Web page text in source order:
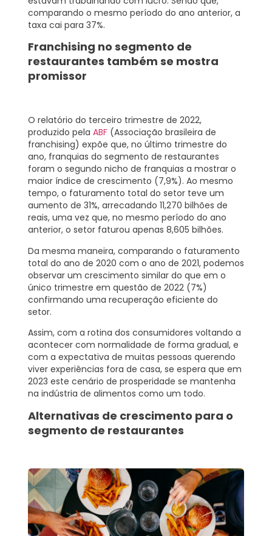
comparando o mesmo período do ano anterior, a
taxa cai para 37%.
Franchising no segmento de
restaurantes também se mostra
promissor
O relatório do terceiro trimestre de 2022,
produzido pela ABF(Associação brasileira de
franchising) expõe que, no último trimestre do
ano, franquias do segmento de restaurantes
foram o segundo nicho de franquias a mostrar o
maior índice de crescimento (7,9%). Ao mesmo
tempo, o faturamento total do setor teve um
aumento de 31%,arrecadando 11,270 bilhões de
reais, uma vez que, no mesmo período do ano
anterior, o setor faturou apenas 8,605 bilhões.
Da mesma maneira, comparando o faturamento
total do ano de 2020 com o ano de 2021, podemos
observar um crescimento similar do que em o
único trimestre em questão de 2022 (7%)
confirmando uma recuperação eficiente do
setor.
Assim, com a rotina dos consumidores voltando a
acontecer com normalidade de forma gradual, e
com a expectativa de muitas pessoas querendo
viver experiências fora de casa, se espera que em
2023 este cenário de prosperidade se mantenha
na indústria de alimentos como um todo.
Alternativas de crescimento para o
segmento de restaurantes